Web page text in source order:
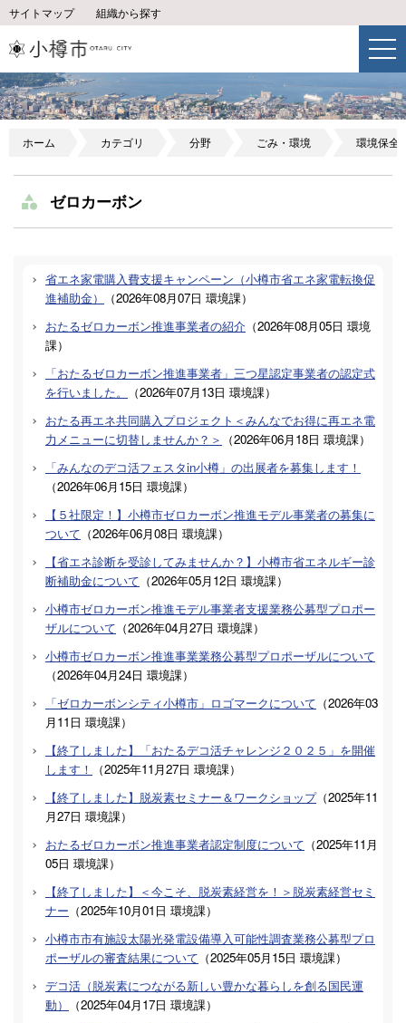
サイトマップ 組織から探す
ホーム カテゴリ 分野 ごみ・環境 環境保全
ゼロカーボン
省エネ家電購入費支援キャンペーン（小樽市省エネ家電転換促
進補助金）
（2026年08月07日 環境課）
おたるゼロカーボン推進事業者の紹介 （2026年08月05日 環境
課）
「おたるゼロカーボン推進事業者」三つ星認定事業者の認定式
を行いました。
（2026年07月13日 環境課）
おたる再エネ共同購入プロジェクト＜みんなでお得に再エネ電
力メニューに切替しませんか？＞ （2026年06月18日 環境課）
「みんなのデコ活フェスタin小樽」の出展者を募集します！
（2026年06月15日 環境課）
【５社限定！】小樽市ゼロカーボン推進モデル事業者の募集に
ついて （2026年06月08日 環境課）
【省エネ診断を受診してみませんか？】小樽市省エネルギー診
断補助金について （2026年05月12日 環境課）
小樽市ゼロカーボン推進モデル事業者支援業務公募型プロポー
ザルについて （2026年04月27日 環境課）
小樽市ゼロカーボン推進事業業務公募型プロポーザルについて
（2026年04月24日 環境課）
「ゼロカーボンシティ小樽市」ロゴマークについて （2026年03
月11日 環境課）
【終了しました】「おたるデコ活チャレンジ２０２５」を開催
します！
（2025年11月27日 環境課）
【終了しました】脱炭素セミナー＆ワークショップ（2025年11
月27日 環境課）
おたるゼロカーボン推進事業者認定制度について （2025年11月
05日 環境課）
【終了しました】＜今こそ、脱炭素経営を！＞脱炭素経営セミ
ナー （2025年10月01日 環境課）
小樽市市有施設太陽光発電設備導入可能性調査業務公募型プロ
ポーザルの審査結果について （2025年05月15日 環境課）
デコ活（脱炭素につながる新しい豊かな暮らしを創る国民運
動）
（2025年04月17日 環境課）